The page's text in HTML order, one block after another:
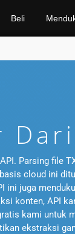
Beli
Parsing file
cloud ini
juga
konten, API
kami untuk
ekstraksi